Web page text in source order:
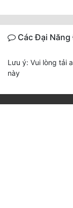
Các Đại
Lưu ý: Vui lòng tải
này